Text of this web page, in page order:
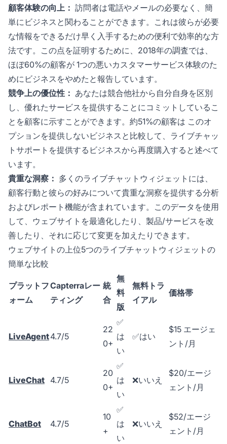
顧客体験の向上： 訪問者は電話やメールの必要なく、簡
単にビジネスと関わることができます。これは彼らが必要
な情報をできるだけ早く入手するための便利で効率的な方
法です。この点を証明するために、2018年の調査では、
ほぼ60%の顧客が 1つの悪いカスタマーサービス体験のた
めにビジネスをやめたと報告しています。
競争上の優位性： あなたは競合他社から自分自身を区別
し、優れたサービスを提供することにコミットしているこ
とを顧客に示すことができます。約51%の顧客は このオ
プションを提供しないビジネスと比較して、ライブチャッ
トサポートを提供するビジネスから再度購入すると述べて
います。
貴重な洞察： 多くのライブチャットウィジェットには、
顧客行動と彼らの好みについて貴重な洞察を提供する分析
およびレポート機能が含まれています。このデータを使用
して、ウェブサイトを最適化したり、製品/サービスを改
善したり、それに応じて変更を加えたりできます。
ウェブサイトの上位5つのライブチャットウィジェットの
簡単な比較
プラットフ
ォーム
Capterraレー
ティング
統
合
無
料
版
無料トラ
イアル
価格帯
LiveAgent4.7/5
22
0+
✅
は
い
✅はい
$15 エージェ
ント/月
LiveChat 4.7/5
20
0+
✅
は
い
❌いいえ
$20/エージ
ェント/月
ChatBot 4.7/5
10
+
✅
は
い
❌いいえ
$52/エージ
ェント/月